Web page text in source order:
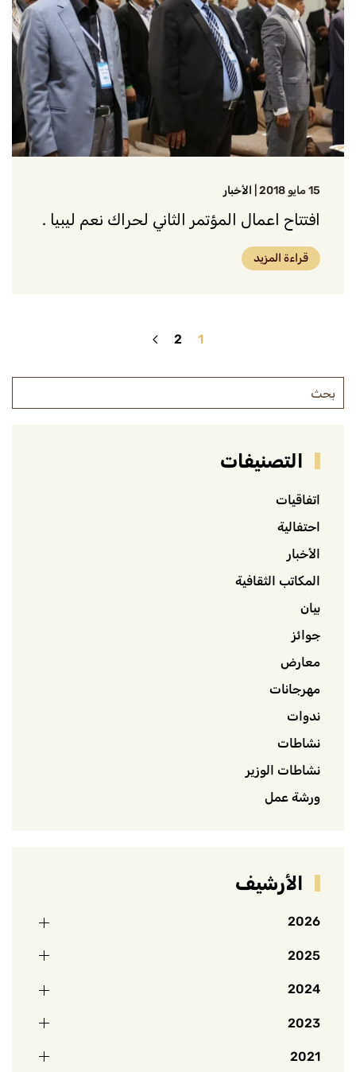
15 مايو 2018 الأخبار
افتتاح اعمال المؤتمر الثاني لحراك نعم ليبيا .
قراءة المزيد
1
2
التصنيفات
اتفاقيات
احتفالية
الأخبار
المكاتب الثقافية
بيان
جوائز
معارض
مهرجانات
ندوات
نشاطات
نشاطات الوزير
ورشة عمل
الأرشيف
2026
2025
2024
2023
2021